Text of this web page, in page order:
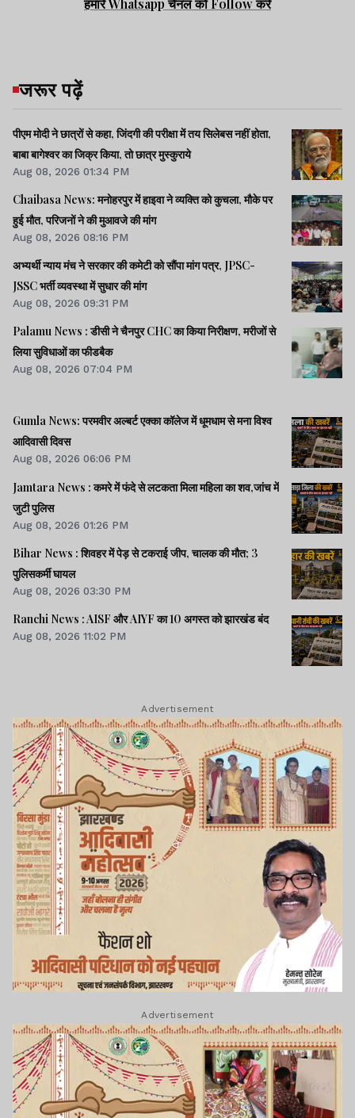
हमारे Whatsapp चैनल को Follow करें
जरूर पढ़ें
पीएम मोदी ने छात्रों से कहा, जिंदगी की परीक्षा में तय सिलेबस नहीं होता,
बाबा बागेश्वर का जिक्र किया, तो छात्र मुस्कुराये
Aug 08, 2026 01:34 PM
Chaibasa News: मनोहरपुर में हाइवा ने व्यक्ति को कुचला, मौके पर
हुई मौत, परिजनों ने की मुआवजे की मांग
Aug 08, 2026 08:16 PM
अभ्यर्थी न्याय मंच ने सरकार की कमेटी को सौंपा मांग पत्र, JPSC-
JSSC भर्ती व्यवस्था में सुधार की मांग
Aug 08, 2026 09:31 PM
Palamu News : डीसी ने चैनपुर CHC का किया निरीक्षण, मरीजों से
लिया सुविधाओं का फीडबैक
Aug 08, 2026 07:04 PM
Gumla News: परमवीर अल्बर्ट एक्का कॉलेज में धूमधाम से मना विश्व
आदिवासी दिवस
Aug 08, 2026 06:06 PM
Jamtara News : कमरे में फंदे से लटकता मिला महिला का शव,जांच में
जुटी पुलिस
Aug 08, 2026 01:26 PM
Bihar News : शिवहर में पेड़ से टकराई जीप, चालक की मौत; 3
पुलिसकर्मी घायल
Aug 08, 2026 03:30 PM
Ranchi News : AISF और AIYF का 10 अगस्त को झारखंड बंद
Aug 08, 2026 11:02 PM
Advertisement
Advertisement